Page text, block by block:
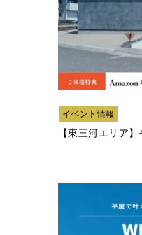
イベント情報
【東三河エリア